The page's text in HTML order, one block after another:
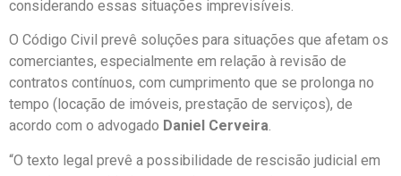
considerando essas situações imprevisíveis.
O Código Civil prevê soluções para situações que afetam os
comerciantes, especialmente em relação à revisão de
contratos contínuos, com cumprimento que se prolonga no
tempo (locação de imóveis, prestação de serviços), de
acordo com o advogado Daniel Cerveira.
“O texto legal prevê a possibilidade de rescisão judicial em